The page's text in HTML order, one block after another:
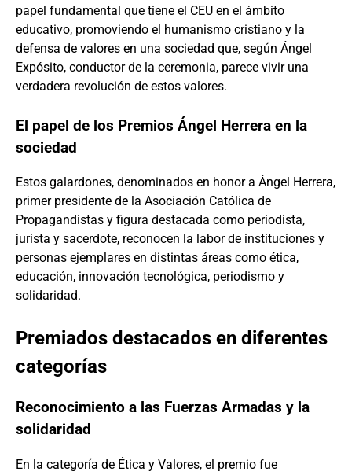
papel fundamental que tiene el CEU en el ámbito
educativo, promoviendo el humanismo cristiano y la
defensa de valores en una sociedad que, según Ángel
Expósito, conductor de la ceremonia, parece vivir una
verdadera revolución de estos valores.
El papel de los Premios Ángel Herrera en la
sociedad
Estos galardones, denominados en honor a Ángel Herrera,
primer presidente de la Asociación Católica de
Propagandistas y figura destacada como periodista,
jurista y sacerdote, reconocen la labor de instituciones y
personas ejemplares en distintas áreas como ética,
educación, innovación tecnológica, periodismo y
solidaridad.
Premiados destacados en diferentes
categorías
Reconocimiento a las Fuerzas Armadas y la
solidaridad
En la categoría de Ética y Valores, el premio fue